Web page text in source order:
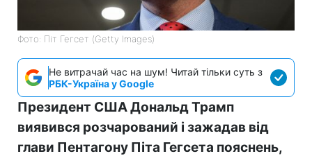
Фото: Піт Гегсет (Getty Images)
Не витрачай час на шум! Читай тільки суть з
РБК-Україна у Google
Президент США Дональд Трамп
виявився розчарований і зажадав від
глави Пентагону Піта Гегсета пояснень,